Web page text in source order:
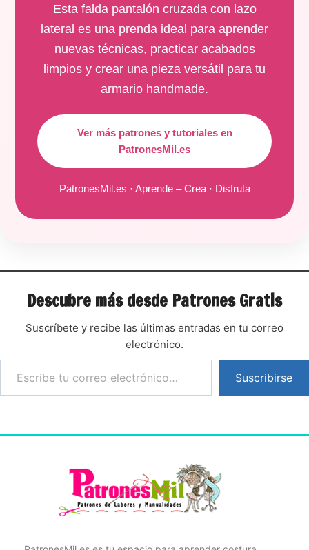
Esta falda pantalón cruzada con lazo
lateral es una prenda ideal para aprender
nuevas técnicas, practicar acabados
limpios y crear una pieza versátil para tu
armario handmade.
Ver más patrones y tutoriales en
PatronesMil.es
PatronesMil.es · Aprende – Crea · Disfruta
Descubre más desde Patrones Gratis
Suscríbete y recibe las últimas entradas en tu correo
electrónico.
Suscribirse